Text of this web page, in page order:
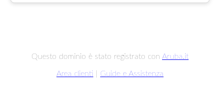
Questo dominio è stato registrato con Aruba.it
Area clienti Guide e Assistenza